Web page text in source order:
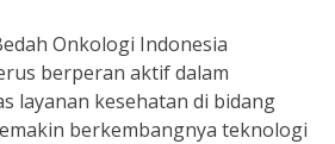
Onkologi Indonesia
berperan aktif dalam
layanan kesehatan di bidang
berkembangnya teknologi